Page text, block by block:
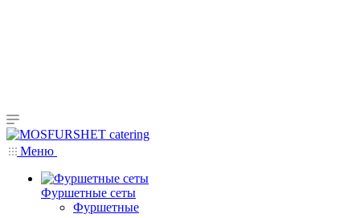
Меню
Фуршетные сеты
Фуршетные